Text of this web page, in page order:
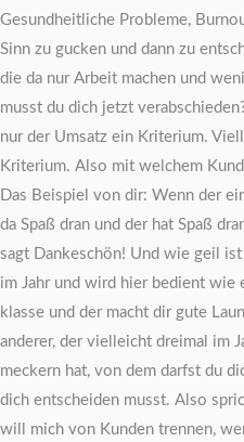
Gesundheitliche Probleme,
Sinn zu gucken und dann zu
die da nur Arbeit machen und
musst du dich jetzt
nur der Umsatz ein Kriterium.
Kriterium. Also mit welchem
Das Beispiel von dir: Wenn der
da Spaß dran und der hat Spaß
sagt Dankeschön! Und wie geil ist
im Jahr und wird hier bedient wie
klasse und der macht dir gute
anderer, der vielleicht dreimal im
meckern hat, von dem darfst du
dich entscheiden musst. Also
will mich von Kunden trennen,